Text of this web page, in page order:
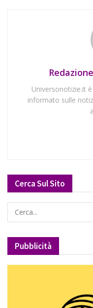
Universonotizie.it
informato sulle
Cerca Sul Sito
Pubblicità